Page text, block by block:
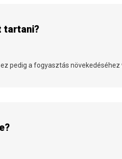
tartani?
pedig a fogyasztás